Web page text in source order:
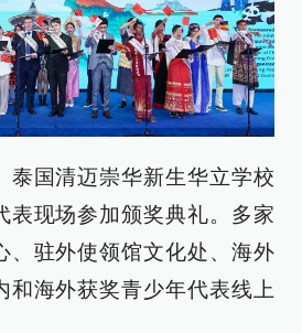
泰国清迈崇华新生华立学校
表现场参加颁奖典礼。多家
、驻外使领馆文化处、海外
和海外获奖青少年代表线上